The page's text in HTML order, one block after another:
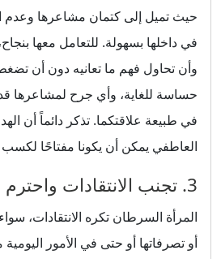
حيث تميل إلى كتمان مشاعرها وعدم
في داخلها بسهولة. للتعامل معها
وأن تحاول فهم ما تعانيه دون أن
حساسة للغاية، وأي جرح لمشاعرها قد
في طبيعة علاقتكما. تذكر دائماً أن
العاطفي يمكن أن يكونا مفتاحًا لكسب
3. تجنب الانتقادات واحترم مشاعرها دائمًا
المرأة السرطان تكره الانتقادات،
أو تصرفاتها أو حتى في الأمور